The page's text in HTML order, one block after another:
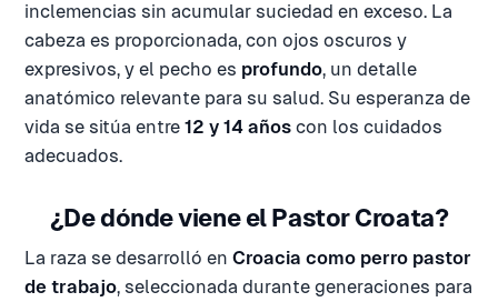
inclemencias sin acumular suciedad en exceso. La
cabeza es proporcionada, con ojos oscuros y
expresivos, y el pecho es profundo, un detalle
anatómico relevante para su salud. Su esperanza de
vida se sitúa entre 12 y 14 años con los cuidados
adecuados.
¿De dónde viene el Pastor Croata?
La raza se desarrolló en Croacia como perro pastor
de trabajo, seleccionada durante generaciones para